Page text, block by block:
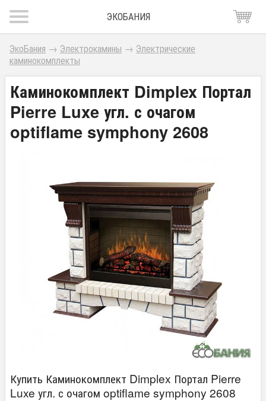
ЭКОБАНИЯ
ЭкоБания → Электрокамины → Электрические
каминокомплекты
Каминокомплект Dimplex Портал
Pierre Luxe угл. с очагом
optiflame symphony 2608
Купить Каминокомплект Dimplex Портал Pierre
Luxe угл. с очагом optiflame symphony 2608